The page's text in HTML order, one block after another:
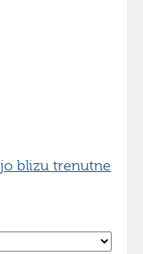
blizu trenutne